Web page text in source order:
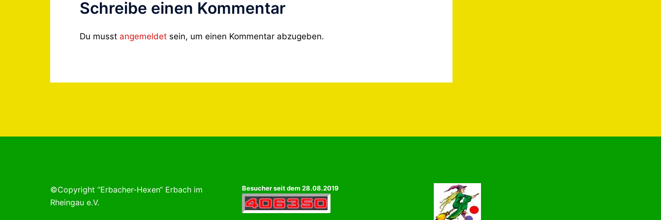
Schreibe einen Kommentar
Du musst angemeldet sein, um einen Kommentar abzugeben.
©Copyright “Erbacher-Hexen“ Erbach im
Rheingau e.V.
Besucher seit dem 28.08.2019